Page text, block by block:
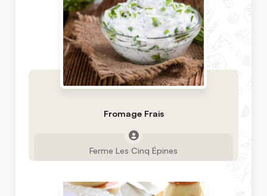
Fromage Frais
Ferme Les Cinq Épines